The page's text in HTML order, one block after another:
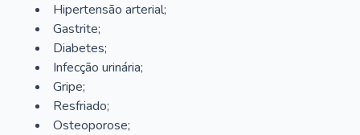
Hipertensão arterial;
Gastrite;
Diabetes;
Infecção urinária;
Gripe;
Resfriado;
Osteoporose;